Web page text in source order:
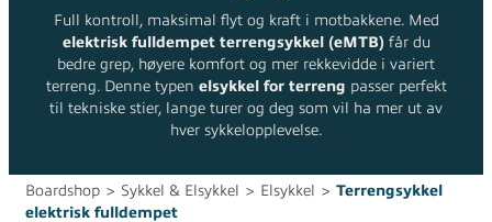
Full kontroll, maksimal flyt og kraft i motbakkene. Med
elektrisk fulldempet terrengsykkel (eMTB) får du
bedre grep, høyere komfort og mer rekkevidde i variert
terreng. Denne typen elsykkel for terreng passer perfekt
til tekniske stier, lange turer og deg som vil ha mer ut av
hver sykkelopplevelse.
Boardshop>Sykkel & Elsykkel >Elsykkel >Terrengsykkel
elektrisk fulldempet